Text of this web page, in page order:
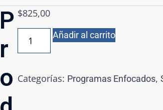
$825,00
Añadir al carrito
Categorías: Programas Enfocados,
P
r
o